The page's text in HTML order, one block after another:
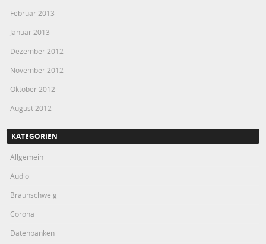
Februar 2013
Januar 2013
Dezember 2012
November 2012
Oktober 2012
August 2012
KATEGORIEN
Allgemein
Audio
Braunschweig
Corona
Datenbanken